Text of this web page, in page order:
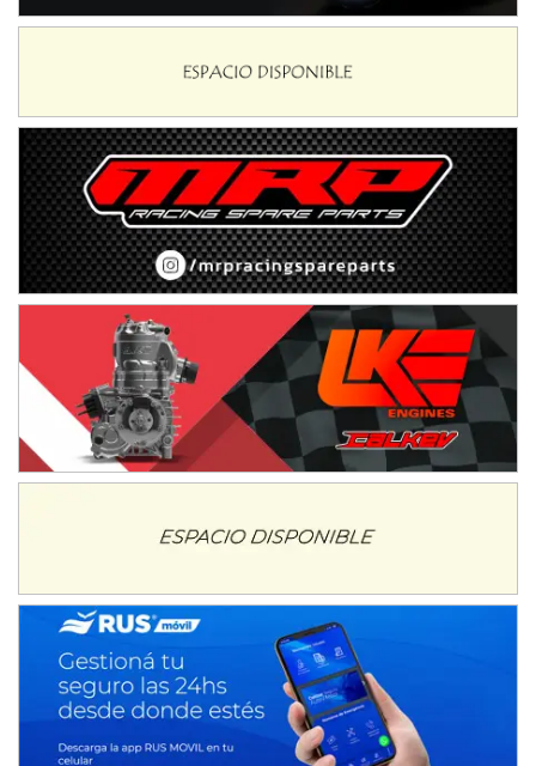
SUR SANTAFESINO - F4
José Samuel Sánchez (Tierra)
Rufino (Santa Fe)
TUCUMANO - F5
Juan Navarro (Asfalto)
El Timbó (Tucumán)